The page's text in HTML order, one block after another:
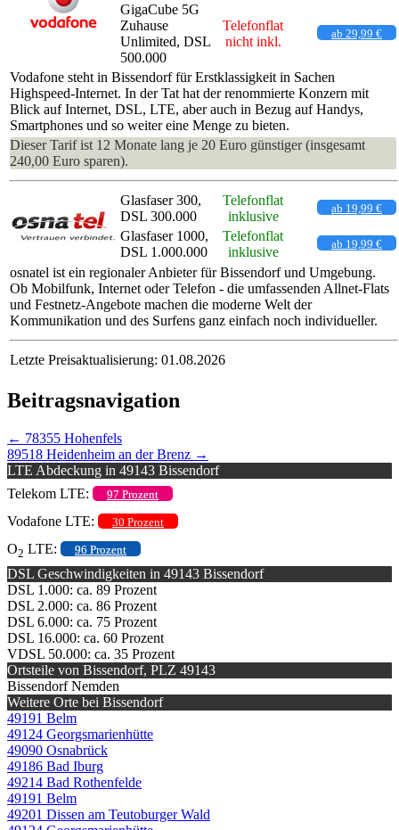
GigaCube 5G
Zuhause
Unlimited, DSL
500.000
Telefonflat
nicht inkl.
ab 29,99 €
Vodafone steht in Bissendorf für Erstklassigkeit in Sachen
Highspeed-Internet. In der Tat hat der renommierte Konzern mit
Blick auf Internet, DSL, LTE, aber auch in Bezug auf Handys,
Smartphones und so weiter eine Menge zu bieten.
Dieser Tarif ist 12 Monate lang je 20 Euro günstiger (insgesamt
240,00 Euro sparen).
Glasfaser 300,
DSL 300.000
Telefonflat
inklusive
ab 19,99 €
Glasfaser 1000,
DSL 1.000.000
Telefonflat
inklusive
ab 19,99 €
osnatel ist ein regionaler Anbieter für Bissendorf und Umgebung.
Ob Mobilfunk, Internet oder Telefon - die umfassenden Allnet-Flats
und Festnetz-Angebote machen die moderne Welt der
Kommunikation und des Surfens ganz einfach noch individueller.
Letzte Preisaktualisierung: 01.08.2026
Beitragsnavigation
← 78355 Hohenfels
89518 Heidenheim an der Brenz →
LTE Abdeckung in 49143 Bissendorf
Telekom LTE:
97 Prozent
Vodafone LTE: 30 Prozent
O2 LTE: 96 Prozent
DSL Geschwindigkeiten in 49143 Bissendorf
DSL 1.000: ca. 89 Prozent
DSL 2.000: ca. 86 Prozent
DSL 6.000: ca. 75 Prozent
DSL 16.000: ca. 60 Prozent
VDSL 50.000: ca. 35 Prozent
Ortsteile von Bissendorf, PLZ 49143
Bissendorf Nemden
Weitere Orte bei Bissendorf
49191 Belm
49124 Georgsmarienhütte
49090 Osnabrück
49186 Bad Iburg
49214 Bad Rothenfelde
49191 Belm
49201 Dissen am Teutoburger Wald